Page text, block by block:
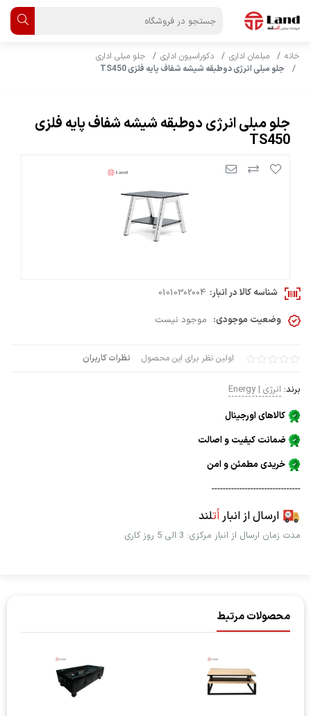
خانه مبلمان اداری دکوراسیون اداری
جلو مبلی اداری
جلو مبلی انرژی دوطبقه شیشه شفاف پایه فلزی TS450
جلو مبلی انرژی دوطبقه شیشه شفاف پایه فلزی
TS450
اولین نظر برای این محصول نظرات کاربران
برند: انرژی | Energy
کالاهای اورجینال
ضمانت کیفیت و اصالت
خریدی مطمئن و امن
--------------------------------
ارسال از انباراُتلند
مدت زمان ارسال از انبار مرکزی: 3 الی 5 روز کاری
شناسه کالا در انبار: 01010302004
وضعیت موجودی: موجود نیست
محصولات مرتبط